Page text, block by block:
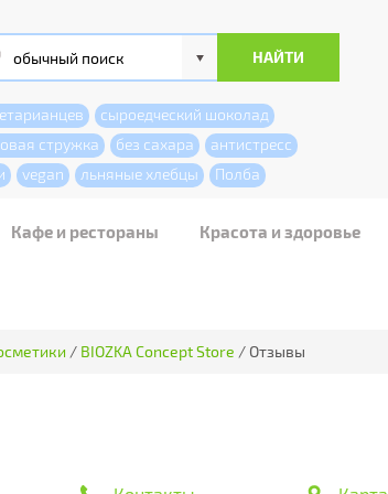
сыроедческий шоколад
стружка без сахара
антистресс
vegan льняные хлебцы Полба
Кафе и рестораны Красота и здоровье
/ BIOZKA Concept Store / Отзывы